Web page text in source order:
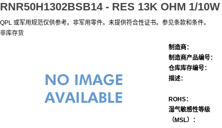
RNR50H1302BSB14 - RES 13K OHM 1/
QPL 或军用规范仅供参考。非军用零件。未提供符合性证书。参见条款和条件。
非库存货
制造商：
制造商产品编号：
仓库库存编号：
描述：
ROHS：
湿气敏感性等级
（MSL）：